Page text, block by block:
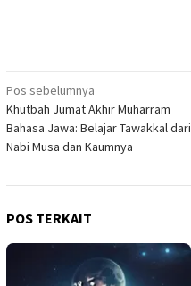
Navigasi
pos
Pos sebelumnya
Khutbah Jumat Akhir Muharram
Bahasa Jawa: Belajar Tawakkal dari
Nabi Musa dan Kaumnya
POS TERKAIT